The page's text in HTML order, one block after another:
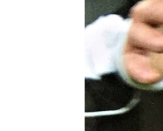
Image